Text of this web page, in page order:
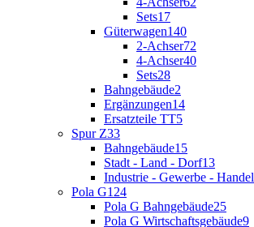
Sets17
Güterwagen140
2-Achser72
4-Achser40
Sets28
Bahngebäude2
Ergänzungen14
Ersatzteile TT5
Spur Z33
Bahngebäude15
Stadt - Land - Dorf13
Industrie - Gewerbe - Handel
Pola G124
Pola G Bahngebäude25
Pola G Wirtschaftsgebäude9